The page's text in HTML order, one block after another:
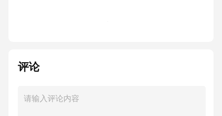
言、习俗和（）等方面。
评论